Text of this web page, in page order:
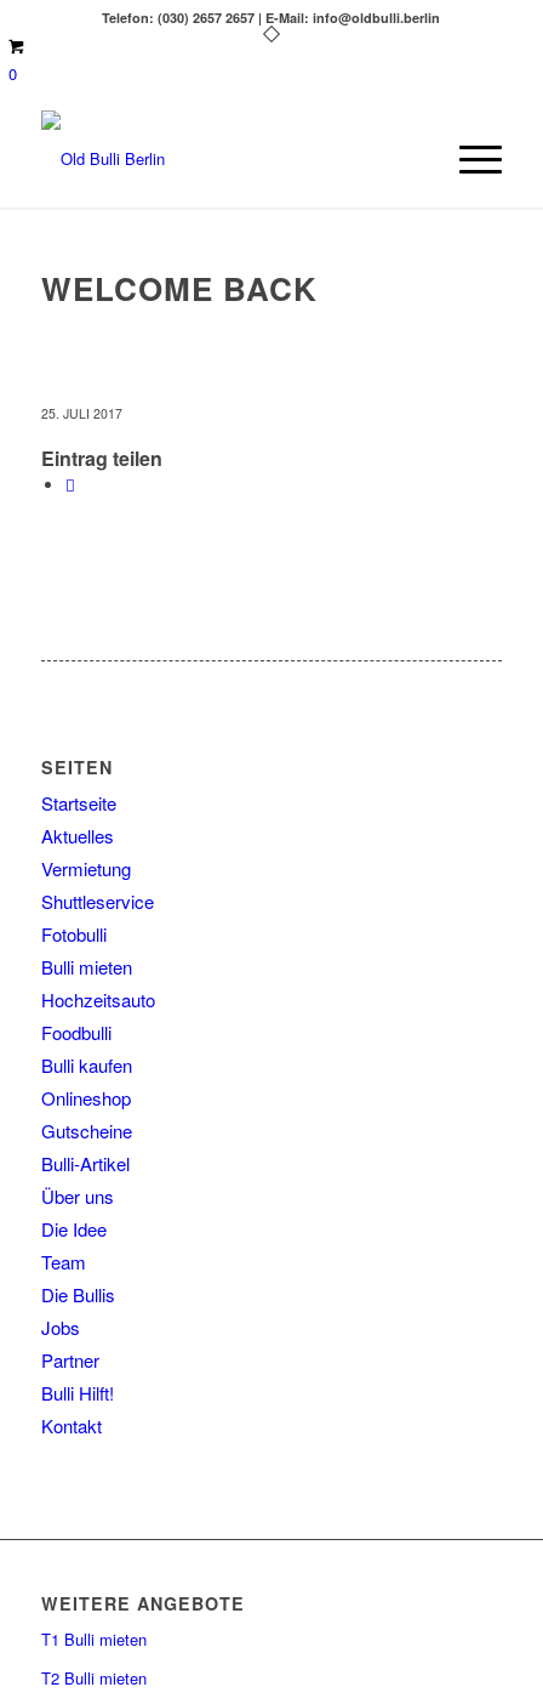
Telefon: (030) 2657 2657 | E-Mail: info@oldbulli.berlin
0
WELCOME BACK
25. JULI 2017
Eintrag teilen
SEITEN
Startseite
Aktuelles
Vermietung
Shuttleservice
Fotobulli
Bulli mieten
Hochzeitsauto
Foodbulli
Bulli kaufen
Onlineshop
Gutscheine
Bulli-Artikel
Über uns
Die Idee
Team
Die Bullis
Jobs
Partner
Bulli Hilft!
Kontakt
WEITERE ANGEBOTE
T1 Bulli mieten
T2 Bulli mieten